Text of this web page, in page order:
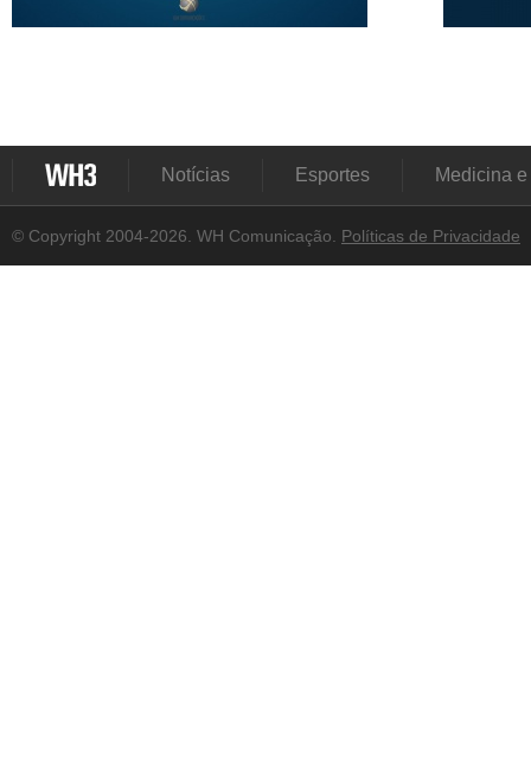
Notícias Esportes Medicina
© Copyright 2004-2026. WH Comunicação. Políticas de Privacidade